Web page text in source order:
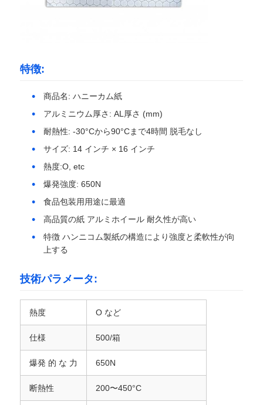
品質管理
お問い合わせ
ニュース
ケース
引金 を 求め て ください
アルミホイルロール
アルミニウム円
カラーコーティングされたアルミニウムコイル
特徴:
商品名: ハニーカム紙
アルミニウム厚さ: AL厚さ (mm)
耐熱性: -30°Cから90°Cまで4時間 脱毛なし
サイズ: 14 インチ × 16 インチ
熱度:O, etc
爆発強度: 650N
食品包装用用途に最適
高品質の紙 アルミホイール 耐久性が高い
特徴 ハンニコム製紙の構造により強度と柔軟性が向
上する
技術パラメータ:
熱度 O など
仕様 500/箱
爆発 的 な 力 650N
断熱性 200〜450°C